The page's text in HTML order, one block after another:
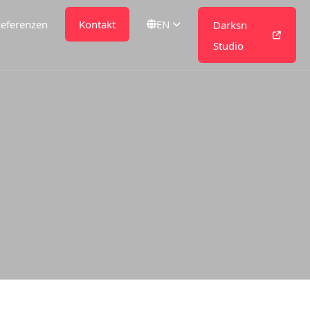
Kontakt EN
Darksn
Studio